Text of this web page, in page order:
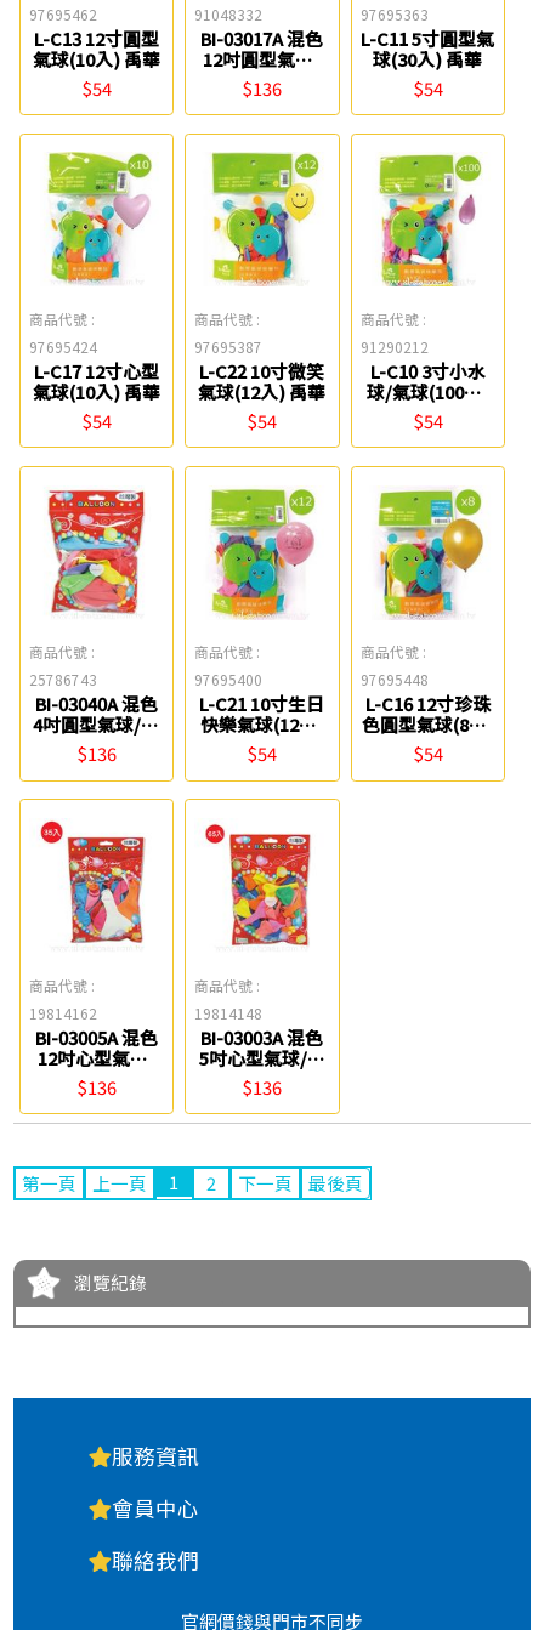
97695462
L-C13 12寸圓型
氣球(10入) 禹華
$54
91048332
BI-03017A 混色
12吋圓型氣球/
大包裝(36入)
chuyu culture
珠友
$136
97695363
L-C11 5寸圓型氣
球(30入) 禹華
$54
商品代號 :
97695424
L-C17 12寸心型
氣球(10入) 禹華
$54
商品代號 :
97695387
L-C22 10寸微笑
氣球(12入) 禹華
$54
商品代號 :
91290212
L-C10 3寸小水
球/氣球(100入)
禹華
$54
商品代號 :
25786743
BI-03040A 混色
4吋圓型氣球/大
包裝(330入)
chuyu culture
珠友
$136
商品代號 :
97695400
L-C21 10寸生日
快樂氣球(12入)
禹華
$54
商品代號 :
97695448
L-C16 12寸珍珠
色圓型氣球(8入)
禹華
$54
商品代號 :
19814162
BI-03005A 混色
12吋心型氣球/
大包裝(35入)
chuyu culture
珠友
$136
商品代號 :
19814148
BI-03003A 混色
5吋心型氣球/大
包裝(65入)
chuyu culture
珠友
$136
第一頁 上一頁 1 2 下一頁 最後頁
瀏覽紀錄
服務資訊
會員中心
聯絡我們
官網價錢與門市不同步